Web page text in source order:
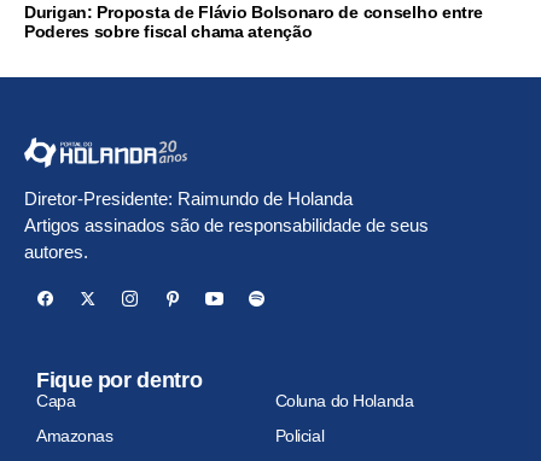
Durigan: Proposta de Flávio Bolsonaro de conselho entre
Poderes sobre fiscal chama atenção
Diretor-Presidente: Raimundo de Holanda
Artigos assinados são de responsabilidade de seus
autores.
Fique por dentro
Capa
Coluna do Holanda
Amazonas
Policial